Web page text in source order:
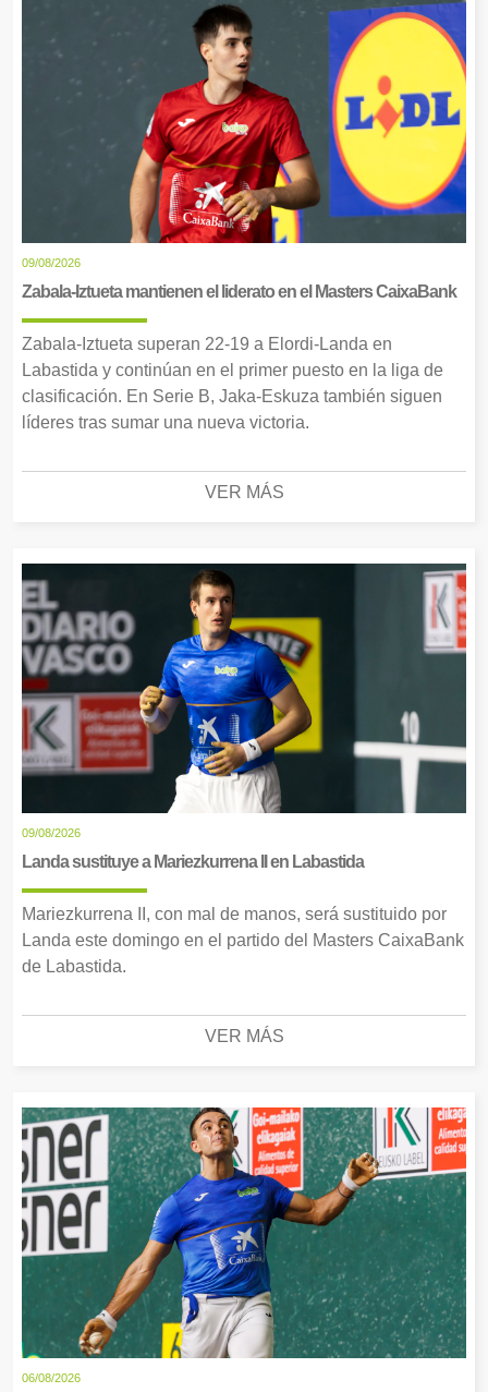
09/08/2026
Zabala-Iztueta mantienen el liderato en el Masters CaixaBank
Zabala-Iztueta superan 22-19 a Elordi-Landa en
Labastida y continúan en el primer puesto en la liga de
clasificación. En Serie B, Jaka-Eskuza también siguen
líderes tras sumar una nueva victoria.
VER MÁS
09/08/2026
Landa sustituye a Mariezkurrena II en Labastida
Mariezkurrena II, con mal de manos, será sustituido por
Landa este domingo en el partido del Masters CaixaBank
de Labastida.
VER MÁS
06/08/2026